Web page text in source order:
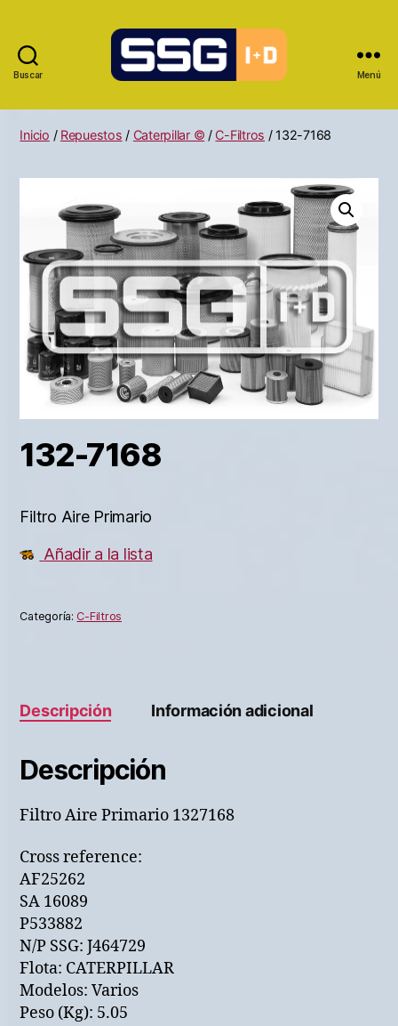
Buscar Menú
Inicio / Repuestos / Caterpillar © / C-Filtros / 132-7168
132-7168
Filtro Aire Primario
Añadir a la lista
Categoría: C-Filtros
Descripción Información adicional
Descripción
Filtro Aire Primario 1327168
Cross reference:
AF25262
SA 16089
P533882
N/P SSG: J464729
Flota: CATERPILLAR
Modelos: Varios
Peso (Kg): 5.05